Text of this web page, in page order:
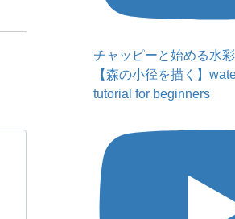
チャッピーと始める水
【森の小径を描く】
tutorial for beginners